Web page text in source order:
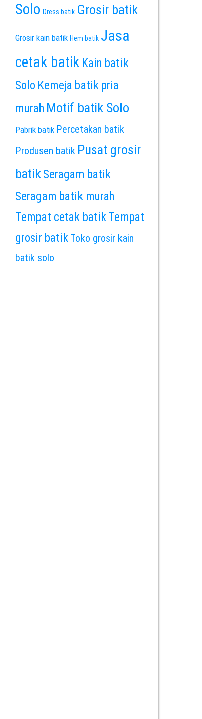
Solo Dress batik Grosir batik
Grosir kain batik Hem batik Jasa
cetak batik Kain batik
Solo Kemeja batik pria
murah Motif batik Solo
Pabrik batik Percetakan batik
Produsen batik Pusat grosir
batik Seragam batik
Seragam batik murah
Tempat cetak batik Tempat
grosir batik Toko grosir kain
batik solo